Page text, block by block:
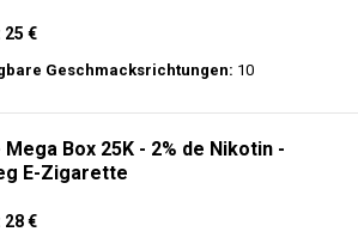
25 €
Geschmacksrichtungen: 10
Mega Box 25K - 2% de Nikotin -
E-Zigarette
28 €